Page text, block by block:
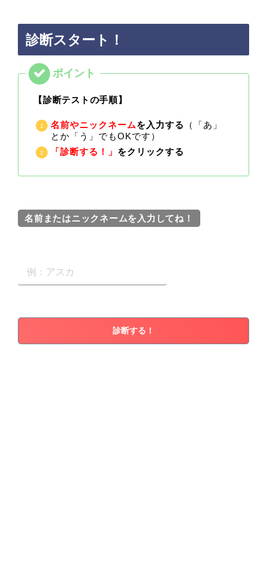
診断スタート！
【診断テストの手順】
名前やニックネームを入力する
（「あ」
とか「う」でもOKです）
「診断する！」 をクリックする
名前またはニックネームを入力してね！